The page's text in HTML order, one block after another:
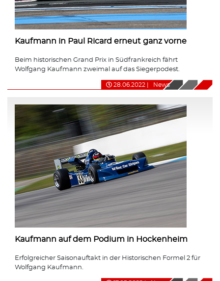
Kaufmann in Paul Ricard erneut ganz vorne
Beim historischen Grand Prix in Südfrankreich fährt
Wolfgang Kaufmann zweimal auf das Siegerpodest.
28.06.2022 News
Kaufmann auf dem Podium in Hockenheim
Erfolgreicher Saisonauftakt in der Historischen Formel 2 für
Wolfgang Kaufmann.